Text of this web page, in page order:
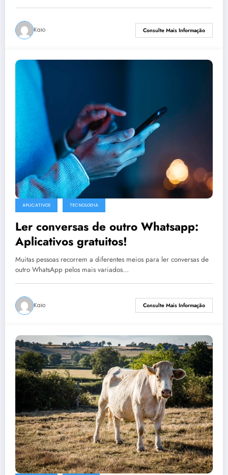
Kaio Consulte Mais Informação
APLICATIVOS TECNOLOGIA
Ler conversas de outro Whatsapp:
Aplicativos gratuitos!
Muitas pessoas recorrem a diferentes meios para ler conversas de
outro WhatsApp pelos mais variados…
Kaio Consulte Mais Informação